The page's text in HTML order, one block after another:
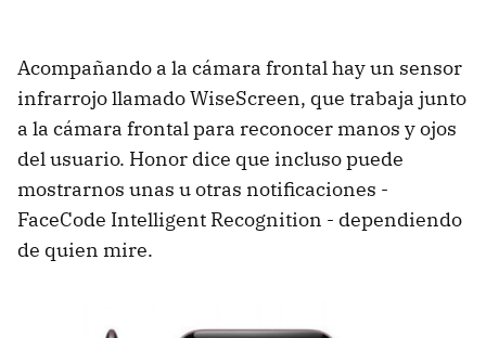
Acompañando a la cámara frontal hay un sensor
infrarrojo llamado WiseScreen, que trabaja junto
a la cámara frontal para reconocer manos y ojos
del usuario. Honor dice que incluso puede
mostrarnos unas u otras notificaciones -
FaceCode Intelligent Recognition - dependiendo
de quien mire.